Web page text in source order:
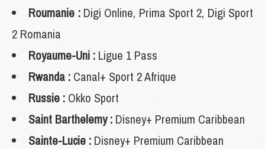
Roumanie :Digi Online, Prima Sport 2, Digi Sport
2 Romania
Royaume-Uni : Ligue 1 Pass
Rwanda : Canal+ Sport 2 Afrique
Russie : Okko Sport
Saint Barthelemy : Disney+ Premium Caribbean
Sainte-Lucie : Disney+ Premium Caribbean